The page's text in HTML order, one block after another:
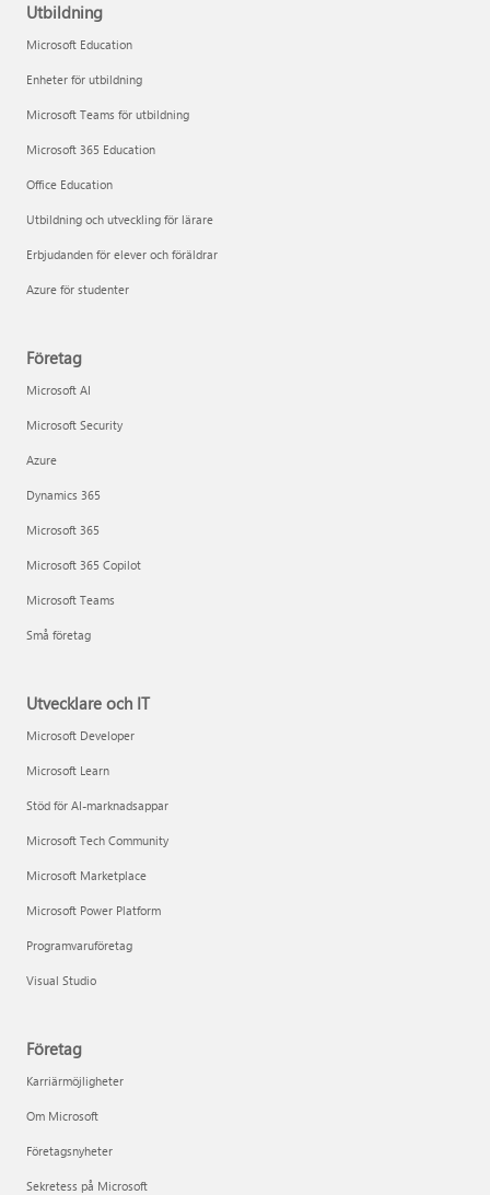
Utbildning
Microsoft Education
Enheter för utbildning
Microsoft Teams för utbildning
Microsoft 365 Education
Office Education
Utbildning och utveckling för lärare
Erbjudanden för elever och föräldrar
Azure för studenter
Företag
Microsoft AI
Microsoft Security
Azure
Dynamics 365
Microsoft 365
Microsoft 365 Copilot
Microsoft Teams
Små företag
Utvecklare och IT
Microsoft Developer
Microsoft Learn
Stöd för AI-marknadsappar
Microsoft Tech Community
Microsoft Marketplace
Microsoft Power Platform
Programvaruföretag
Visual Studio
Företag
Karriärmöjligheter
Om Microsoft
Företagsnyheter
Sekretess på Microsoft